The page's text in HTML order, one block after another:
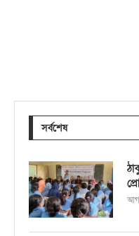
সর্বশেষ